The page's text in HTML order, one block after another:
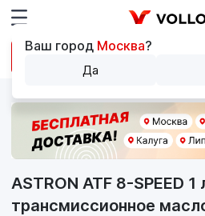
ASTRON ATF 8-SPEED
трансмиссионное
Ваш город Москва?
Да